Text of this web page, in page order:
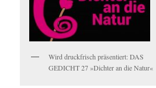
Wird druckfrisch präsentiert: DAS
GEDICHT 27 »Dichter an die Natur«